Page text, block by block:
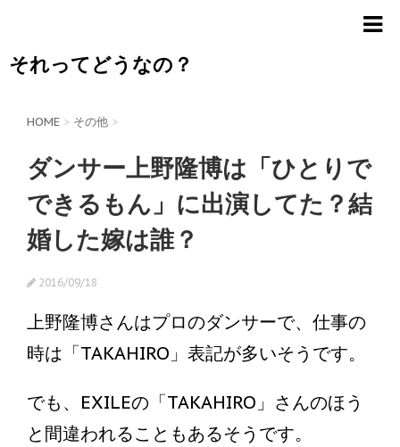
それってどうなの？
HOME > その他 >
ダンサー上野隆博は「ひとりで
できるもん」に出演してた？結
婚した嫁は誰？
2016/09/18
上野隆博さんはプロのダンサーで、仕事の
時は「TAKAHIRO」表記が多いそうです。
でも、EXILEの「TAKAHIRO」さんのほう
と間違われることもあるそうです。